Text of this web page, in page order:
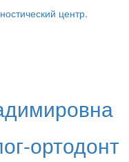
центр.
ортодонт